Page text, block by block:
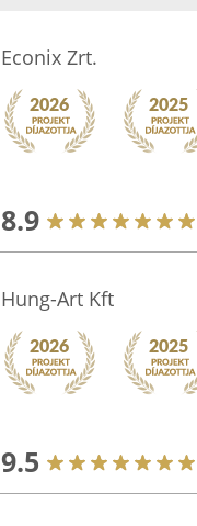
Econix Zrt.
8.9
Hung-Art Kft
9.5